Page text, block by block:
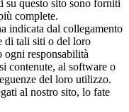
su questo sito sono forniti
complete.
indicata dal collegamento
di tali siti o del loro
ogni responsabilità
contenute, al software o
del loro utilizzo.
al nostro sito, lo fate